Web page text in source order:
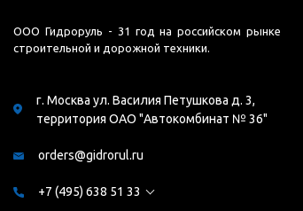
ООО Гидроруль - 31 год на российском рынке
строительной и дорожной техники.
г. Москва ул. Василия Петушкова д. 3,
территория ОАО "Автокомбинат № 36"
orders@gidrorul.ru
+7 (495) 638 51 33